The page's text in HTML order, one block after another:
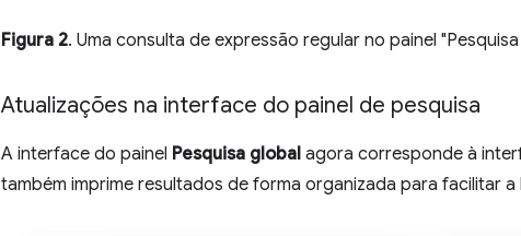
Figura 2. Uma consulta de expressão regular no painel
Atualizações na interface do painel de pesquisa
A interface do painel Pesquisa global agora corresponde à
também imprime resultados de forma organizada para facilitar a